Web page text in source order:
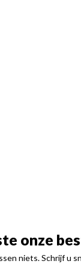
onze
niets. Schrijf u